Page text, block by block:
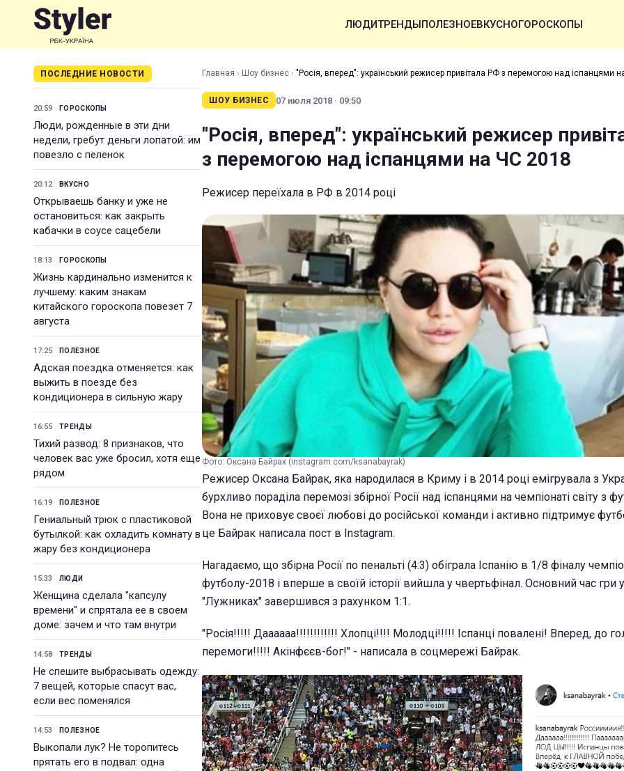
ЛЮДИТРЕНДЫПОЛЕЗНОЕВКУСНОГОРОСКОПЫ
ПОСЛЕДНИЕ НОВОСТИ
20:59 ГОРОСКОПЫ
Люди, рожденные в эти дни
недели, гребут деньги лопатой: им
повезло с пеленок
20:12 ВКУСНО
Открываешь банку и уже не
остановиться: как закрыть
кабачки в соусе сацебели
18:13 ГОРОСКОПЫ
Жизнь кардинально изменится к
лучшему: каким знакам
китайского гороскопа повезет 7
августа
17:25 ПОЛЕЗНОЕ
Адская поездка отменяется: как
выжить в поезде без
кондиционера в сильную жару
16:55 ТРЕНДЫ
Тихий развод: 8 признаков, что
человек вас уже бросил, хотя еще
рядом
16:19 ПОЛЕЗНОЕ
Гениальный трюк с пластиковой
бутылкой: как охладить комнату в
жару без кондиционера
15:33 ЛЮДИ
Женщина сделала "капсулу
времени" и спрятала ее в своем
доме: зачем и что там внутри
14:58 ТРЕНДЫ
Не спешите выбрасывать одежду:
7 вещей, которые спасут вас,
если вес поменялся
14:53 ПОЛЕЗНОЕ
Выкопали лук? Не торопитесь
прятать его в подвал: одна
Главная › Шоу бизнес › "Росія, вперед": український режисер привітала РФ з перемогою над іспанцями
ШОУ БИЗНЕС 07 июля 2018 · 09:50
"Росія, вперед": український режисер
з перемогою над іспанцями на ЧС 2018
Режисер переїхала в РФ в 2014 році
Фото: Оксана Байрак (instagram.com/ksanabayrak)
Режисер Оксана Байрак, яка народилася в Криму і в 2014 році емігрувала з
бурхливо пораділа перемозі збірної Росії над іспанцями на чемпіонаті світу з
Вона не приховує своєї любові до російської команди і активно підтримує
це Байрак написала пост в Instagram.
Нагадаємо, що збірна Росії по пенальті (4:3) обіграла Іспанію в 1/8 фіналу
футболу-2018 і вперше в своїй історії вийшла у чвертьфінал. Основний час гри
"Лужниках" завершився з рахунком 1:1.
"Росія!!!!! Даааааа!!!!!!!!!!!! Хлопці!!!! Молодці!!!!! Іспанці повалені! Вперед, до
перемоги!!!!! Акінфєєв-бог!" - написала в соцмережі Байрак.